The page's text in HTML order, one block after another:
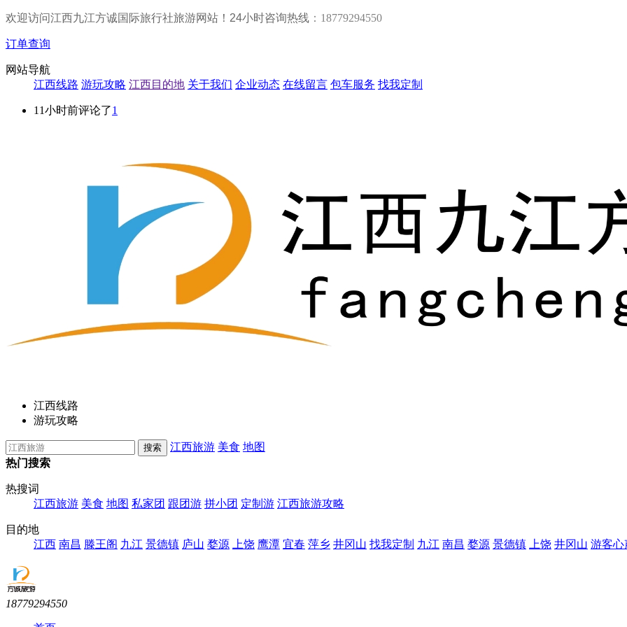
欢迎访问江西九江方诚国际旅行社旅游网站！24小时咨询热线 ：18779294550
订单查询
网站导航
江西线路 游玩攻略 江西目的地 关于我们 企业动态 在线留言 包车服务 找我定制
11小时前评论了1
江西线路
游玩攻略
江西旅游 美食 地图
热门搜索
热搜词
江西旅游 美食 地图 私家团 跟团游 拼小团 定制游 江西旅游攻略
目的地
江西 南昌 滕王阁 九江 景德镇 庐山 婺源 上饶 鹰潭 宜春 萍乡 井冈山 找我定制 九江 南昌 婺源 景德镇 上饶 井冈山 游客心
18779294550